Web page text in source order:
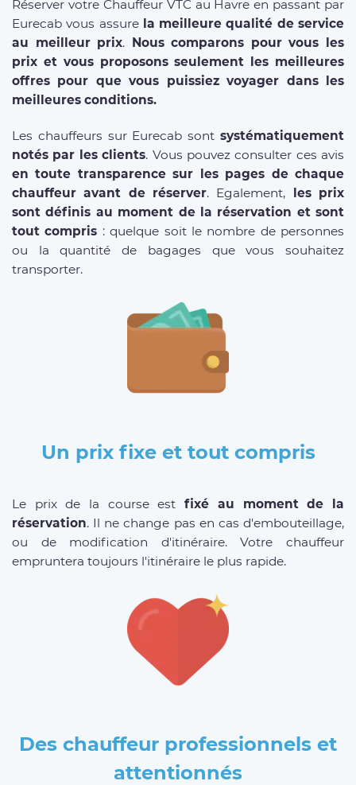
Réserver votre Chauffeur VTC au Havre en passant par
Eurecab vous assure la meilleure qualité de service
au meilleur prix. Nous comparons pour vous les
prix et vous proposons seulement les meilleures
offres pour que vous puissiez voyager dans les
meilleures conditions.
Les chauffeurs sur Eurecab sont systématiquement
notés par les clients. Vous pouvez consulter ces avis
en toute transparence sur les pages de chaque
chauffeur avant de réserver. Egalement,
les prix
sont définis au moment de la réservation et sont
tout compris : quelque soit le nombre de personnes
ou la quantité de bagages que vous souhaitez
transporter.
Un prix fixe et tout compris
Le prix de la course estfixé au moment de la
réservation. Il ne change pas en cas d'embouteillage,
ou de modification d'itinéraire. Votre chauffeur
empruntera toujours l'itinéraire le plus rapide.
Des chauffeur professionnels et
attentionnés